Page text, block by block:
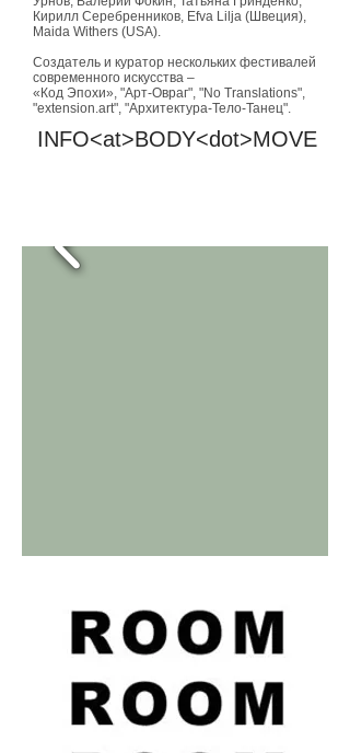
Кирилл Серебренников, Efva Lilja (Швеция),
Maida Withers (USA).
Создатель и куратор нескольких фестивалей
современного искусства –
«Код Эпохи», "Арт-Овраг", "No Translations",
"extension.art", "Архитектура-Тело-Танец".
INFO<at>BODY<dot>MOVE